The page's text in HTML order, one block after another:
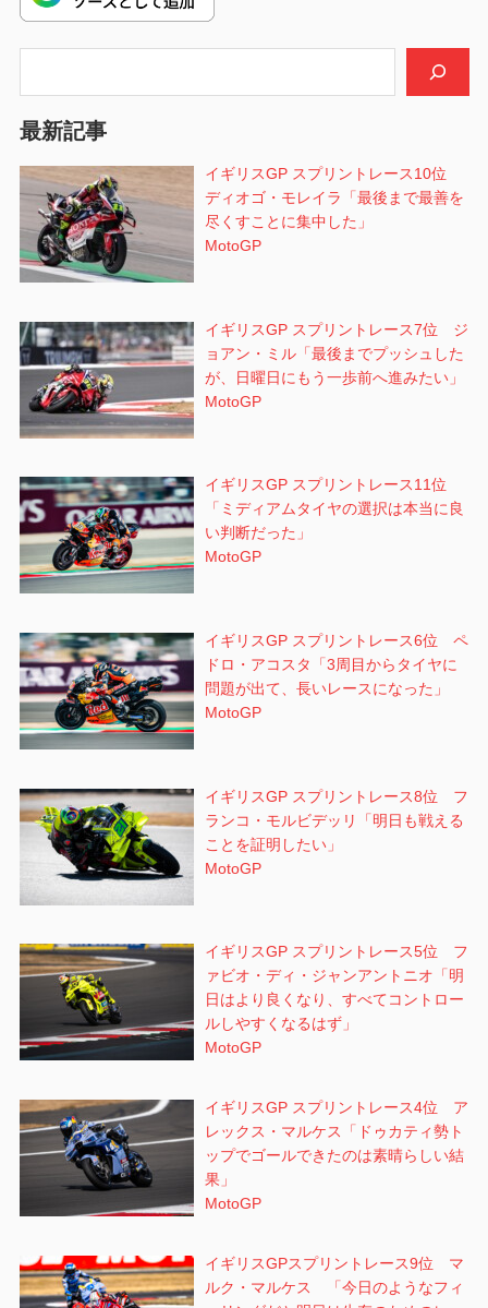
ー
ン
最新記事
イギリスGP スプリントレース10位
ディオゴ・モレイラ「最後まで最善を
尽くすことに集中した」
MotoGP
イギリスGP スプリントレース7位 ジ
ョアン・ミル「最後までプッシュした
が、日曜日にもう一歩前へ進みたい」
MotoGP
イギリスGP スプリントレース11位
「ミディアムタイヤの選択は本当に良
い判断だった」
MotoGP
イギリスGP スプリントレース6位 ペ
ドロ・アコスタ「3周目からタイヤに
問題が出て、長いレースになった」
MotoGP
イギリスGP スプリントレース8位 フ
ランコ・モルビデッリ「明日も戦える
ことを証明したい」
MotoGP
イギリスGP スプリントレース5位 フ
ァビオ・ディ・ジャンアントニオ「明
日はより良くなり、すべてコントロー
ルしやすくなるはず」
MotoGP
イギリスGP スプリントレース4位 ア
レックス・マルケス「ドゥカティ勢ト
ップでゴールできたのは素晴らしい結
果」
MotoGP
イギリスGPスプリントレース9位 マ
ルク・マルケス 「今日のようなフィ